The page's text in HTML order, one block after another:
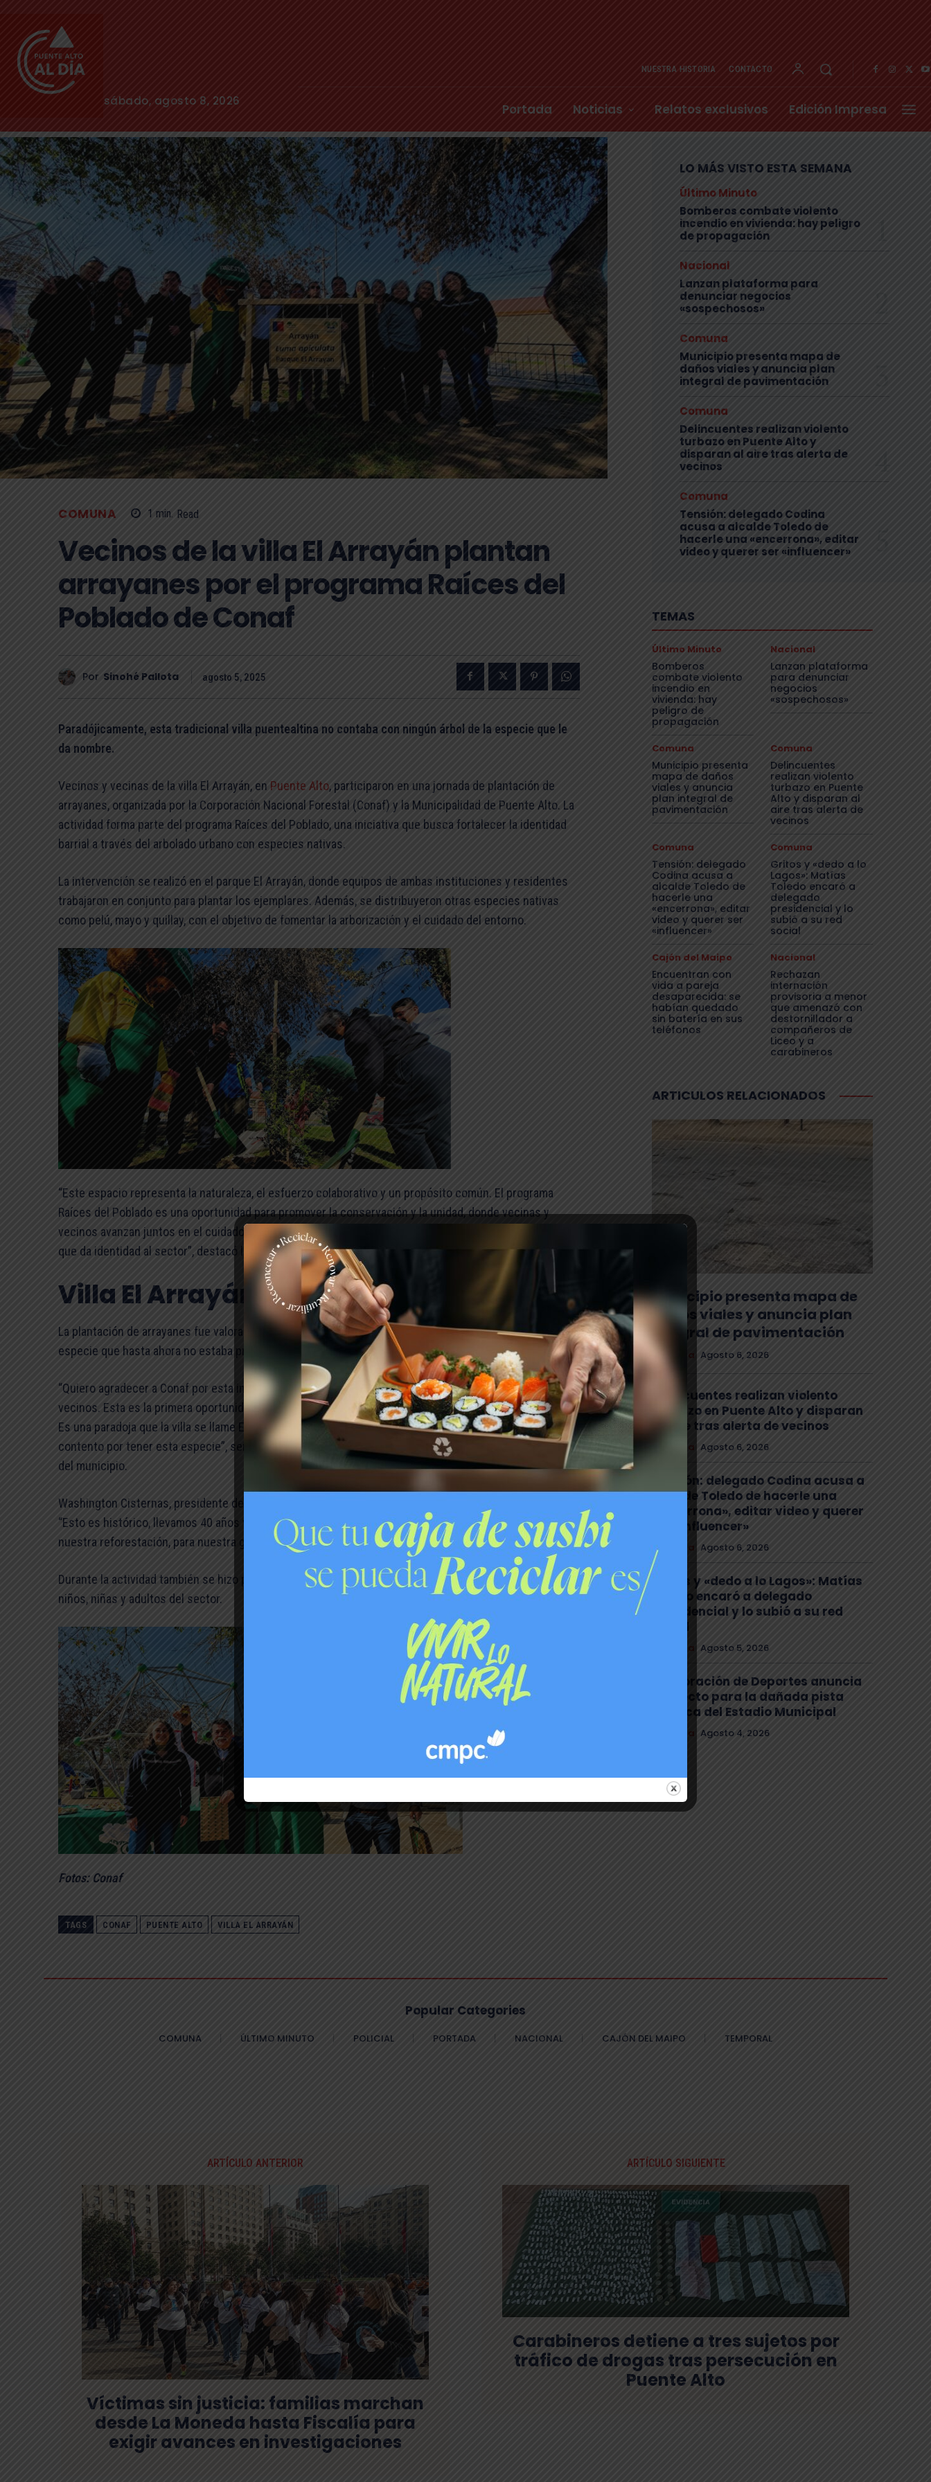
sábado, agosto 8, 2026
NUESTRA HISTORIA CONTACTO
Portada Noticias Relatos exclusivos Edición Impresa
COMUNA 1 min. Read
Vecinos de la villa El Arrayán plantan
arrayanes por el programa Raíces del
Poblado de Conaf
Por Sinohé Pallota agosto 5, 2025
Paradójicamente, esta tradicional villa puentealtina no contaba con ningún árbol de la especie que le
da nombre.
Vecinos y vecinas de la villa El Arrayán, en Puente Alto, participaron en una jornada de plantación de
arrayanes, organizada por la Corporación Nacional Forestal (Conaf) y la Municipalidad de Puente Alto. La
actividad forma parte del programa Raíces del Poblado, una iniciativa que busca fortalecer la identidad
barrial a través del arbolado urbano con especies nativas.
La intervención se realizó en el parque El Arrayán, donde equipos de ambas instituciones y residentes
trabajaron en conjunto para plantar los ejemplares. Además, se distribuyeron otras especies nativas
como pelú, mayo y quillay, con el objetivo de fomentar la arborización y el cuidado del entorno.
“Este espacio representa la naturaleza, el esfuerzo colaborativo y un propósito común. El programa
Raíces del Poblado es una oportunidad para promover la conservación y la unidad, donde vecinas y
vecinos avanzan juntos en el cuidado y mantención de árboles nativos, como en este caso, del arrayán,
que da identidad al sector”, destacó la directora regional deConaf , Elke Huss.
Villa El Arrayán no tenía arrayanes
La plantación de arrayanes fue valorada por los habitantes del sector, especialmente por tratarse de una
especie que hasta ahora no estaba presente en la villa, pese a llevar su nombre.
“Quiero agradecer a Conaf por esta iniciativa que se pudo desarrollar en conjunto con la junta de
vecinos. Esta es la primera oportunidad que se puede realizar este tipo de plantaciones con arrayanes.
Es una paradoja que la villa se llame El Arrayán y hasta ahora no tenía ningún arrayán. Así que muy
contento por tener esta especie”, señaló René Rodríguez, encargado de Organizaciones Comunitarias
del municipio.
Washington Cisternas, presidente de la junta de vecinos, también relevó la importancia de la jornada:
“Esto es histórico, llevamos 40 años viviendo acá y no había existido un arrayán. Es un avance en
nuestra reforestación, para nuestra gestión y visión de comunidad”.
Durante la actividad también se hizo presente la tradicional mascota Forestín, quien compartió con
niños, niñas y adultos del sector.
Fotos: Conaf
TAGS CONAF PUENTE ALTO VILLA EL ARRAYÁN
LO MÁS VISTO ESTA SEMANA
Último Minuto
Bomberos combate violento
incendio en vivienda: hay peligro
de propagación
Nacional
Lanzan plataforma para
denunciar negocios
«sospechosos»
Comuna
Municipio presenta mapa de
daños viales y anuncia plan
integral de pavimentación
Comuna
Delincuentes realizan violento
turbazo en Puente Alto y
disparan al aire tras alerta de
vecinos
Comuna
Tensión: delegado Codina
acusa a alcalde Toledo de
hacerle una «encerrona», editar
video y querer ser «influencer»
TEMAS
Último Minuto
Bomberos
combate violento
incendio en
vivienda: hay
peligro de
propagación
Nacional
Lanzan plataforma
para denunciar
negocios
«sospechosos»
Comuna
Municipio presenta
mapa de daños
viales y anuncia
plan integral de
pavimentación
Comuna
Delincuentes
realizan violento
turbazo en Puente
Alto y disparan al
aire tras alerta de
vecinos
Comuna
Tensión: delegado
Codina acusa a
alcalde Toledo de
hacerle una
«encerrona», editar
video y querer ser
«influencer»
Comuna
Gritos y «dedo a lo
Lagos»: Matías
Toledo encaró a
delegado
presidencial y lo
subió a su red
social
Cajón del Maipo
Encuentran con
vida a pareja
desaparecida: se
habían quedado
sin batería en sus
teléfonos
Nacional
Rechazan
internación
provisoria a menor
que amenazó con
destornillador a
compañeros de
Liceo y a
carabineros
ARTICULOS RELACIONADOS
Municipio presenta mapa de
daños viales y anuncia plan
integral de pavimentación
Agosto 6, 2026
Delincuentes realizan violento
turbazo en Puente Alto y disparan
al aire tras alerta de vecinos
Agosto 6, 2026
Tensión: delegado Codina acusa a
alcalde Toledo de hacerle una
«encerrona», editar video y querer
ser «influencer»
Comuna Agosto 6, 2026
Gritos y «dedo a lo Lagos»: Matías
Toledo encaró a delegado
presidencial y lo subió a su red
Agosto 5, 2026
Corporación de Deportes anuncia
proyecto para la dañada pista
atlética del Estadio Municipal
Agosto 4, 2026
Popular Categories
COMUNA ÚLTIMO MINUTO POLICIAL PORTADA NACIONAL CAJÓN DEL MAIPO TEMPORAL
ARTÍCULO ANTERIOR
Víctimas sin justicia: familias marchan
desde La Moneda hasta Fiscalía para
exigir avances en investigaciones
ARTÍCULO SIGUIENTE
Carabineros detiene a tres sujetos por
tráfico de drogas tras persecución en
Puente Alto